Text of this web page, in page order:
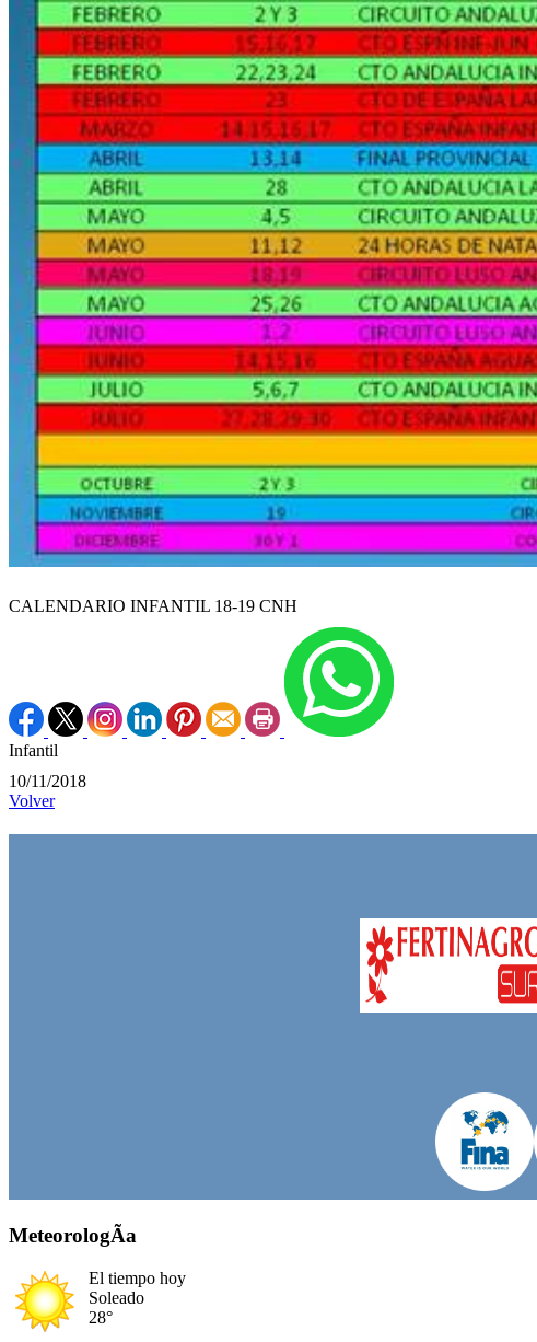
CALENDARIO INFANTIL 18-19 CNH
Infantil
10/11/2018
Volver
MeteorologÃ­a
El tiempo hoy
Soleado
28°